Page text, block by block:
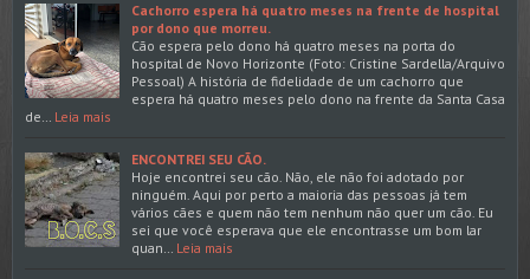
Cachorro espera há quatro meses na frente de hospital
por dono que morreu.
Cão espera pelo dono há quatro meses na porta do
hospital de Novo Horizonte (Foto: Cristine Sardella/Arquivo
Pessoal) A história de fidelidade de um cachorro que
espera há quatro meses pelo dono na frente da Santa Casa
de…
Leia mais
ENCONTREI SEU CÃO.
Hoje encontrei seu cão. Não, ele não foi adotado por
ninguém. Aqui por perto a maioria das pessoas já tem
vários cães e quem não tem nenhum não quer um cão. Eu
sei que você esperava que ele encontrasse um bom lar
quan…
Leia mais